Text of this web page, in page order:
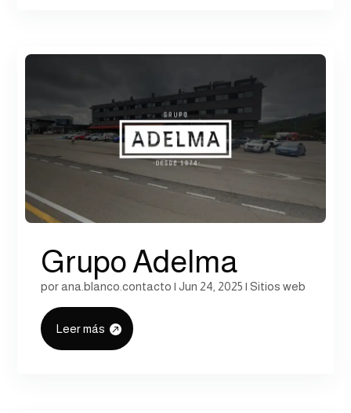
Grupo Adelma
porana.blanco.contacto |Jun 24, 2025 |Sitios web
Leer más